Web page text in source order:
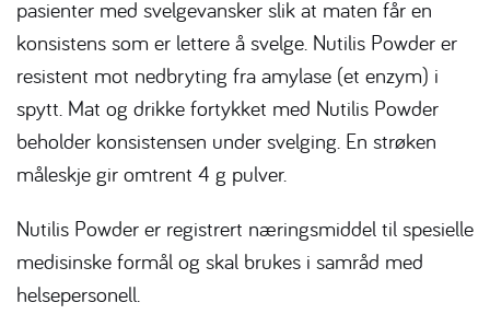
pasienter med svelgevansker slik at maten får en
konsistens som er lettere å svelge. Nutilis Powder er
resistent mot nedbryting fra amylase (et enzym) i
spytt. Mat og drikke fortykket med Nutilis Powder
beholder konsistensen under svelging. En strøken
måleskje gir omtrent 4 g pulver.
Nutilis Powder er registrert næringsmiddel til spesielle
medisinske formål og skal brukes i samråd med
helsepersonell.